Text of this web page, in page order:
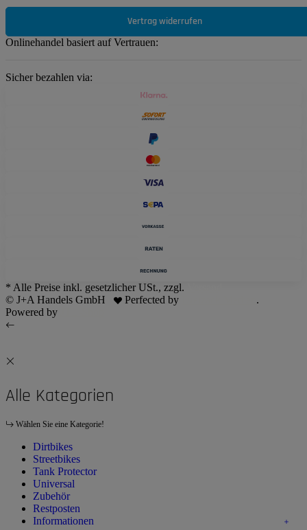
Vertrag widerrufen
Onlinehandel basiert auf Vertrauen:
Sicher bezahlen via:
* Alle Preise inkl. gesetzlicher USt., zzgl.
© J+A Handels GmbH
Perfected by
.
Powered by
Alle Kategorien
Wählen Sie eine Kategorie!
Dirtbikes
Streetbikes
Tank Protector
Universal
Zubehör
Restposten
Informationen